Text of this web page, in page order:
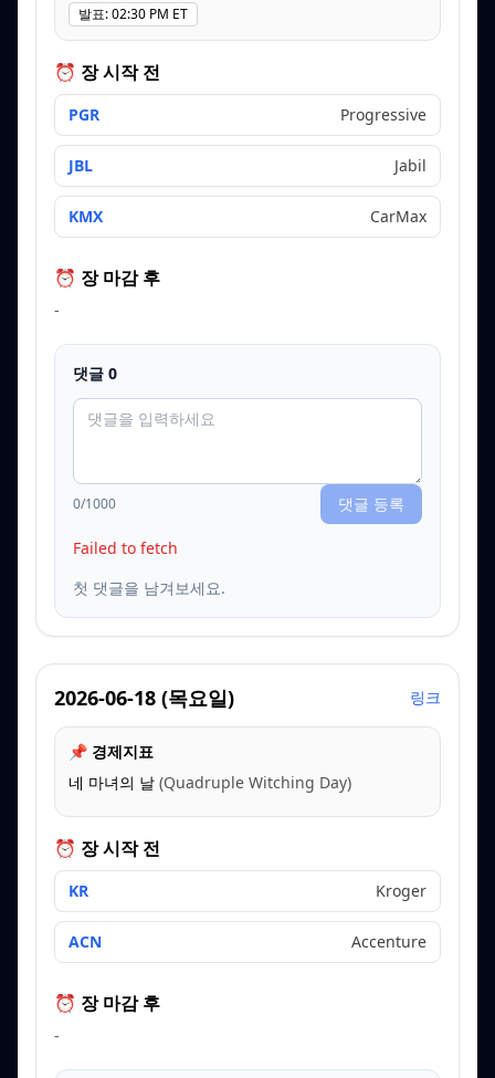
발표:02:30 PM ET
⏰ 장 시작 전
PGR Progressive
JBL Jabil
KMX CarMax
⏰ 장 마감 후
-
댓글 0
0/1000 댓글 등록
Failed to fetch
첫 댓글을 남겨보세요.
2026-06-18 (목요일) 링크
📌 경제지표
네 마녀의 날 (Quadruple Witching Day)
⏰ 장 시작 전
KR Kroger
ACN Accenture
⏰ 장 마감 후
-